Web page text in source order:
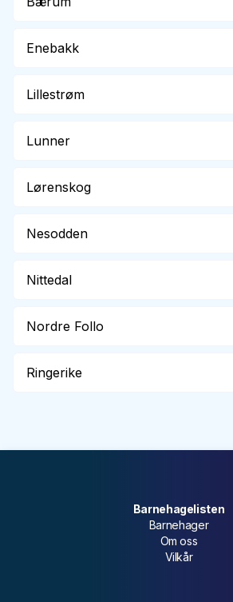
Enebakk
Lillestrøm
Lunner
Lørenskog
Nesodden
Nittedal
Nordre Follo
Ringerike
Barnehagelisten
Barnehager
Om oss
Vilkår